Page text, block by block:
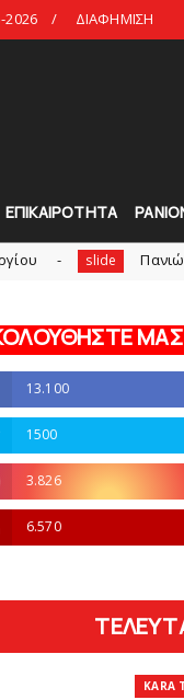
ΔΙΑΦΗΜΙΣΗ
ΕΠΙΚΑΙΡΟΤΗΤΑ
slide Πανιώνιoς: Tο
ΜΑΣ
13.100
1500
3.826
6.570
KARA